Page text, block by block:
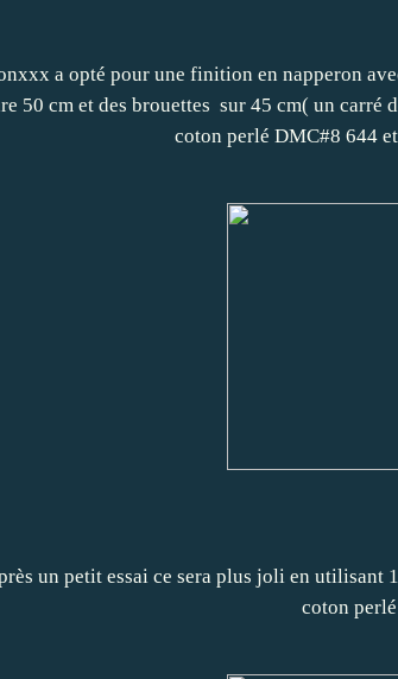
a opté pour une finition en napperon
50 cm et des brouettes sur 45 cm( un
coton perlé DMC#8 644
un petit essai ce sera plus joli en utilisant
coton